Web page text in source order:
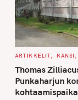
C
T
E
G
O
R
I
ARTIKKELIT KANSI
Thomas
Punkaharjun